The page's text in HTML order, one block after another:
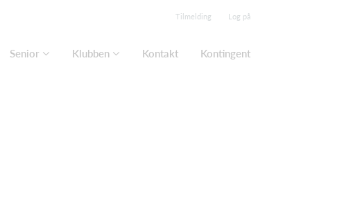
Tilmelding Log på
Senior Klubben Kontakt Kontingent